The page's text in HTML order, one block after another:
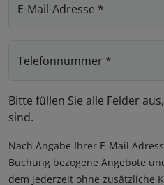
E-Mail-Adresse *
Telefonnummer *
Bitte füllen Sie alle Felder
sind.
Nach Angabe Ihrer E-Mail
Buchung bezogene Angebote
dem jederzeit ohne zusätzliche